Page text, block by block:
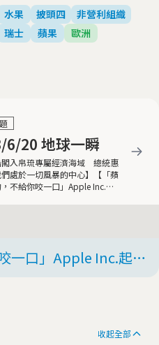
水果 披頭四
非營利組織
瑞士 蘋果 歐洲
6/20 地球一瞬
闖入帛琉專屬經濟海域 總統惠
處於一切風暴的中心】【「蘋
不給你咬一口」Apple Inc.起
一口」Apple Inc.起訴
收起全部